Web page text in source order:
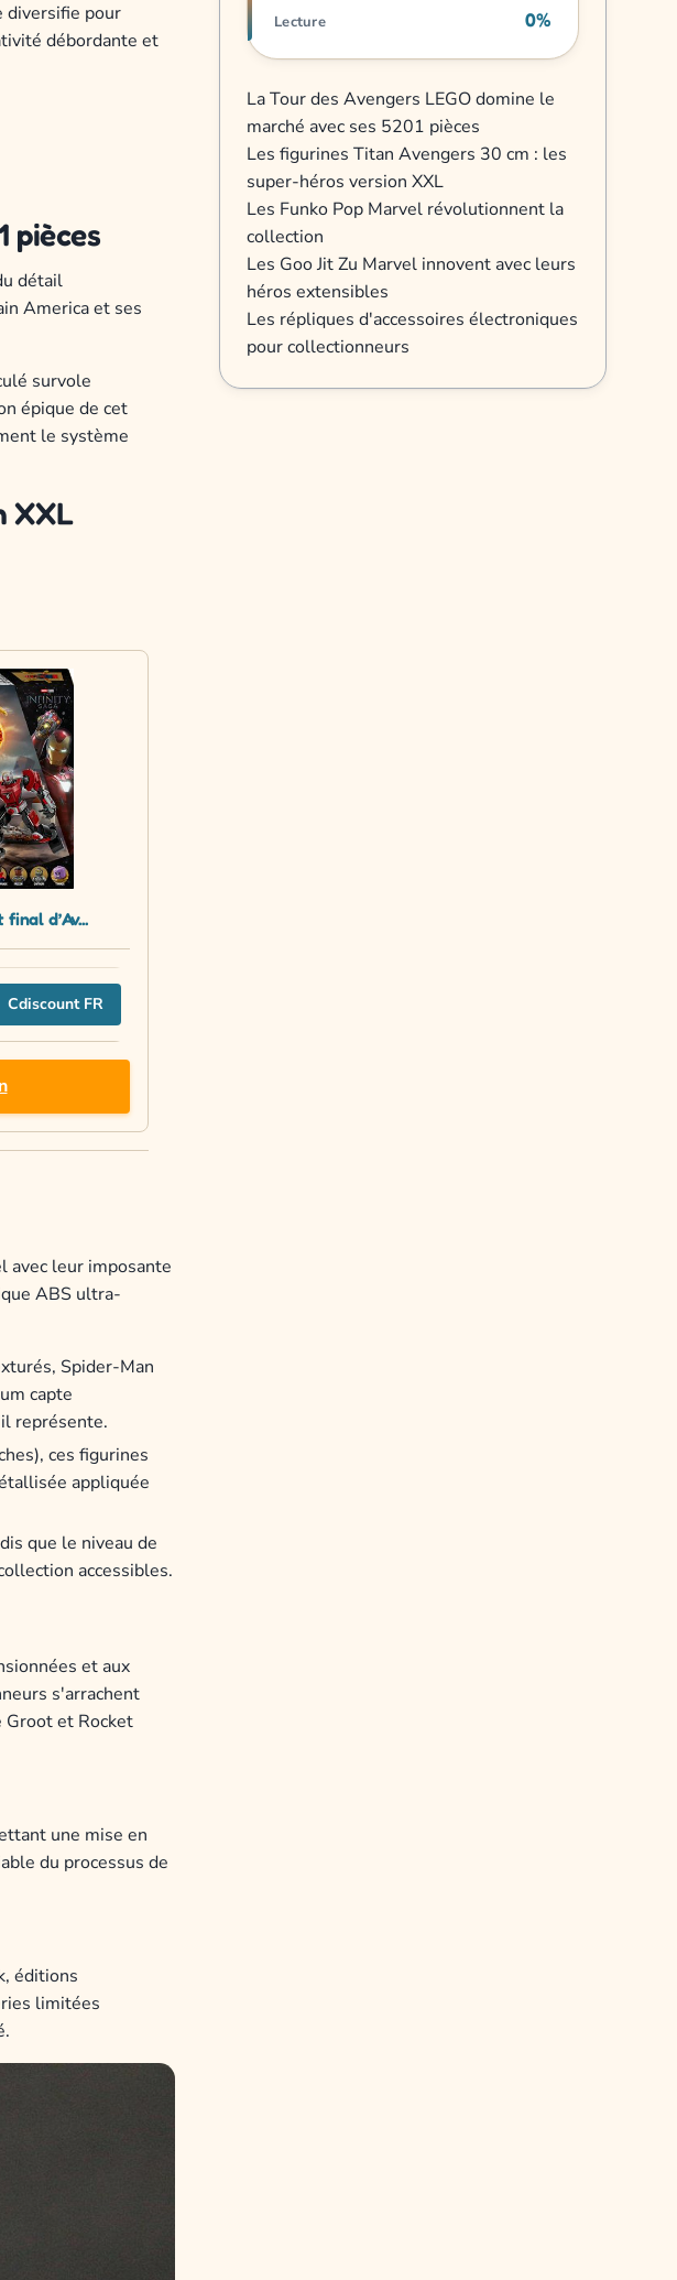
diversifie pour
débordante et
pièces
détail
America et ses
survole
épique de cet
le système
XXL
d’Av...
Cdiscount FR
avec leur imposante
ABS ultra-
Spider-Man
capte
représente.
ces figurines
appliquée
que le niveau de
accessibles.
et aux
s'arrachent
et Rocket
une mise en
du processus de
éditions
limitées
Lecture 0%
La Tour des Avengers LEGO domine le
marché avec ses 5201 pièces
Les figurines Titan Avengers 30 cm : les
super-héros version XXL
Les Funko Pop Marvel révolutionnent la
collection
Les Goo Jit Zu Marvel innovent avec leurs
héros extensibles
Les répliques d'accessoires électroniques
pour collectionneurs